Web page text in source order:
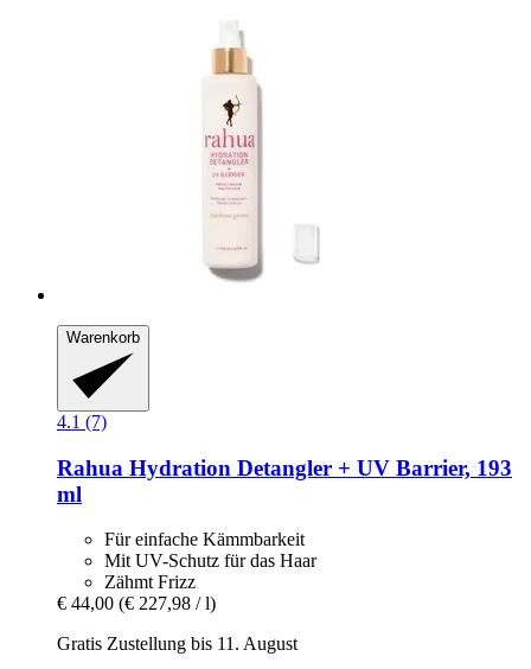
Warenkorb
4.1 (7)
Rahua Hydration Detangler + UV Barrier, 193
ml
Für einfache Kämmbarkeit
Mit UV-Schutz für das Haar
Zähmt Frizz
€ 44,00 (€ 227,98 / l)
Gratis Zustellung bis 11. August